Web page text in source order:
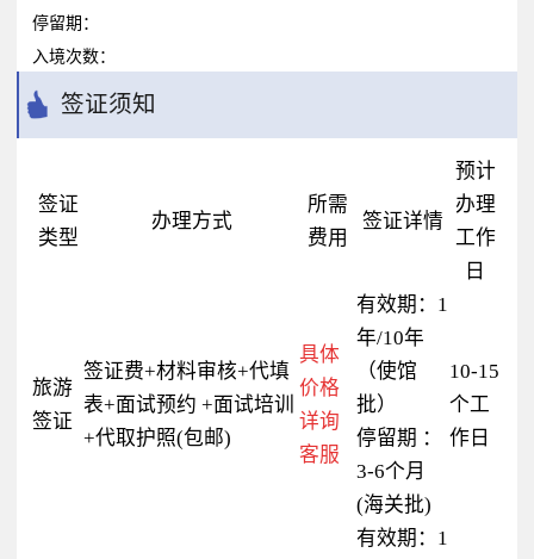
停留期：
入境次数：
签证须知
签证
类型
办理方式
所需
费用
签证详情
预计
办理
工作
日
旅游
签证
签证费+材料审核+代填
表+面试预约 +面试培训
+代取护照(包邮)
具体
价格
详询
客服
有效期：1
年/10年
（使馆
批）
停留期 ：
3-6个月
(海关批)
10-15
个工
作日
有效期：1